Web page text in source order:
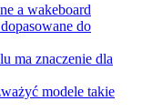
a wakeboard
do
ma znaczenie dla
modele takie